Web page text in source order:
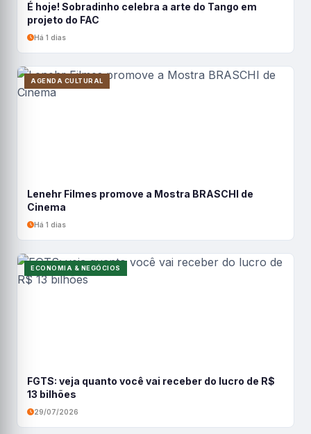
É hoje! Sobradinho celebra a arte do Tango em
projeto do FAC
Há 1 dias
AGENDA CULTURAL
Lenehr Filmes promove a Mostra BRASCHI de
Cinema
Há 1 dias
ECONOMIA & NEGÓCIOS
FGTS: veja quanto você vai receber do lucro de R$
13 bilhões
29/07/2026